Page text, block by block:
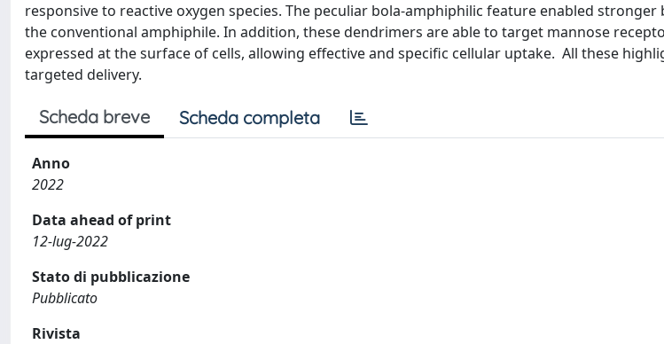
responsive to reactive oxygen species. The peculiar bola-amphiphilic feature enabled
the conventional amphiphile. In addition, these dendrimers are able to target mannose
expressed at the surface of cells, allowing effective and specific cellular uptake. All these
targeted delivery.
Scheda breve Scheda completa
Anno
2022
Data ahead of print
12-lug-2022
Stato di pubblicazione
Pubblicato
Rivista